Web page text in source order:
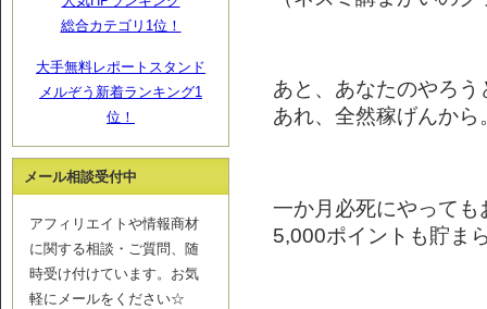
あと、あなたのやろ
あれ、全然稼げんから
一か月必死にやって
5,000ポイントも貯ま
総合カテゴリ1位！
大手無料レポートスタンド
メルぞう新着ランキング1
位！
メール相談受付中
アフィリエイトや情報商材
に関する相談・ご質問、随
時受け付けています。お気
軽にメールをください☆